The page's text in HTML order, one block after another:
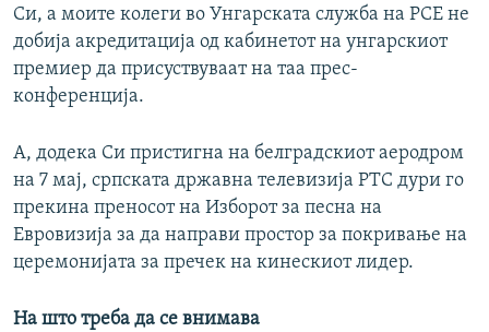
Си, а моите колеги во Унгарската служба на РСЕ не
добија акредитација од кабинетот на унгарскиот
премиер да присуствуваат на таа прес-
конференција.
А, додека Си пристигна на белградскиот аеродром
на 7 мај, српската државна телевизија РТС дури го
прекина преносот на Изборот за песна на
Евровизија за да направи простор за покривање на
церемонијата за пречек на кинескиот лидер.
На што треба да се внимава